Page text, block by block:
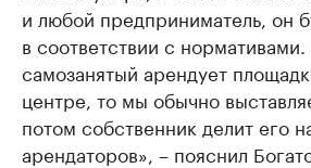
и любой предприниматель, он
в соответствии с нормативами.
самозанятый арендует
центре, то мы обычно
потом собственник делит его
арендаторов», – пояснил